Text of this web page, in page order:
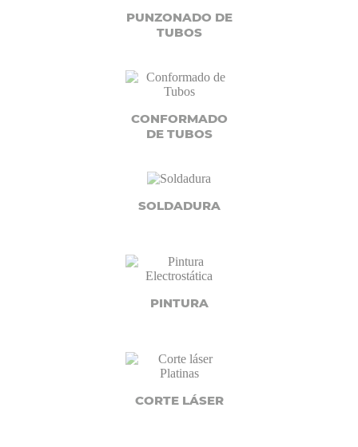
PUNZONADO DE
TUBOS
CONFORMADO
DE TUBOS
SOLDADURA
PINTURA
CORTE LÁSER